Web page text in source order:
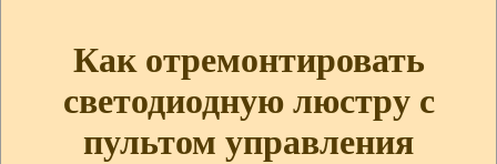
Как отремонтировать
светодиодную люстру с
пультом управления